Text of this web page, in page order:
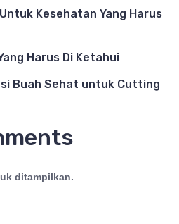
Kesehatan Yang Harus
Harus Di Ketahui
Buah Sehat untuk Cutting
ditampilkan.